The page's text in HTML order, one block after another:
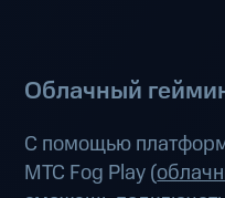
Облачный
С помощью
МТС Fog Play (